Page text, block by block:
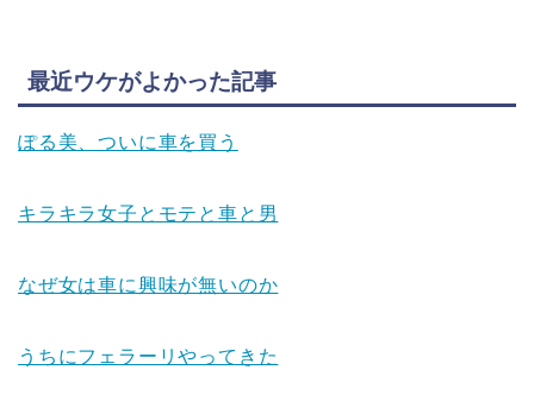
最近ウケがよかった記事
ぽる美、ついに車を買う
キラキラ女子とモテと車と男
なぜ女は車に興味が無いのか
うちにフェラーリやってきた